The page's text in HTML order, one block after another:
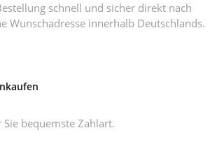
schnell und sicher direkt nach
Wunschadresse innerhalb Deutschlands.
bequemste Zahlart.